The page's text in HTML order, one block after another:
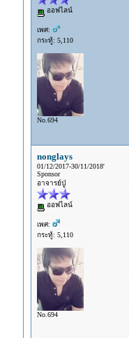
ออฟไลน์
เพศ:
กระทู้: 5,110
No.694
nonglays
01/12/2017-30/11/2018'
Sponsor
อาจารย์ปู่
ออฟไลน์
เพศ:
กระทู้: 5,110
No.694